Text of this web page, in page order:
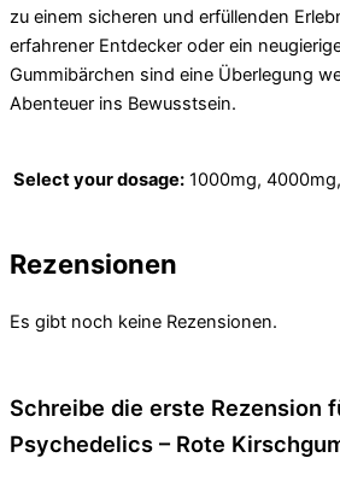
zu einem sicheren und erfüllenden
erfahrener Entdecker oder ein
Gummibärchen sind eine Überlegung
Abenteuer ins Bewusstsein.
Select your dosage: 1000mg,
Rezensionen
Es gibt noch keine Rezensionen.
Schreibe die erste Rezension
Psychedelics – Rote